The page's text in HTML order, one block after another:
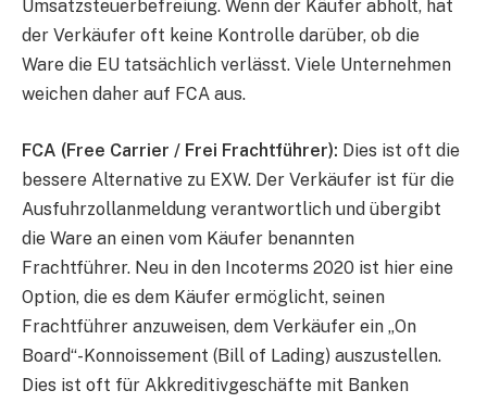
Umsatzsteuerbefreiung. Wenn der Käufer abholt, hat
der Verkäufer oft keine Kontrolle darüber, ob die
Ware die EU tatsächlich verlässt. Viele Unternehmen
weichen daher auf FCA aus.
FCA (Free Carrier / Frei Frachtführer): Dies ist oft die
bessere Alternative zu EXW. Der Verkäufer ist für die
Ausfuhrzollanmeldung verantwortlich und übergibt
die Ware an einen vom Käufer benannten
Frachtführer. Neu in den Incoterms 2020 ist hier eine
Option, die es dem Käufer ermöglicht, seinen
Frachtführer anzuweisen, dem Verkäufer ein „On
Board“-Konnoissement (Bill of Lading) auszustellen.
Dies ist oft für Akkreditivgeschäfte mit Banken